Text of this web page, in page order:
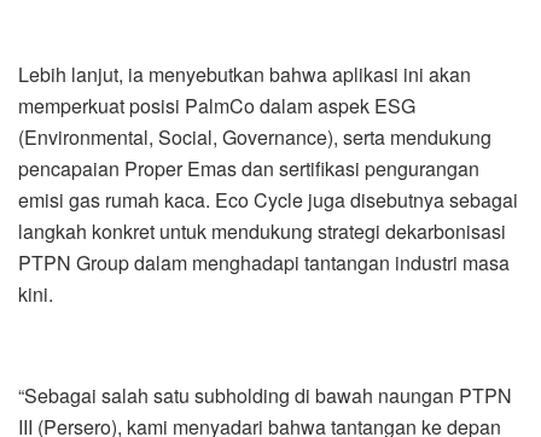
Lebih lanjut, ia menyebutkan bahwa aplikasi ini akan
memperkuat posisi PalmCo dalam aspek ESG
(Environmental, Social, Governance), serta mendukung
pencapaian Proper Emas dan sertifikasi pengurangan
emisi gas rumah kaca. Eco Cycle juga disebutnya sebagai
langkah konkret untuk mendukung strategi dekarbonisasi
PTPN Group dalam menghadapi tantangan industri masa
kini.
“Sebagai salah satu subholding di bawah naungan PTPN
III (Persero), kami menyadari bahwa tantangan ke depan